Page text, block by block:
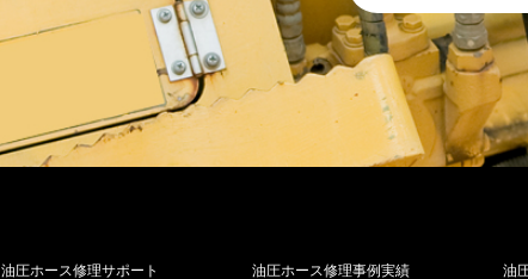
油圧ホース修理サポート 油圧ホース修理事例実績 油